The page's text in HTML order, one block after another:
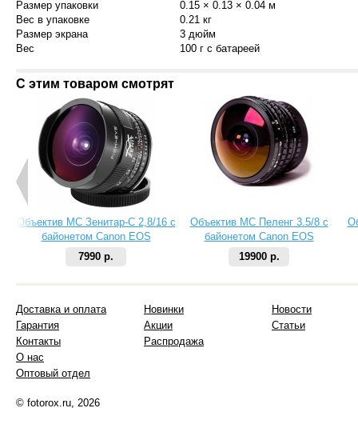
Размер упаковки
0.15 × 0.13 × 0.04 м
Вес в упаковке
0.21 кг
Размер экрана
3 дюйм
Вес
100 г c батареей
С этим товаром смотрят
Объектив МС Зенитар-C 2,8/16 с
байонетом Canon EOS
7990 р.
Объектив МС Пеленг 3.5/8 с
байонетом Canon EOS
19900 р.
Доставка и оплата
Гарантия
Контакты
О нас
Оптовый отдел
Новинки
Акции
Распродажа
Новости
Статьи
© fotorox.ru, 2026